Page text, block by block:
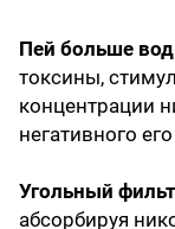
Пей больше
токсины,
концентрации
негативного
Угольный
абсорбируя